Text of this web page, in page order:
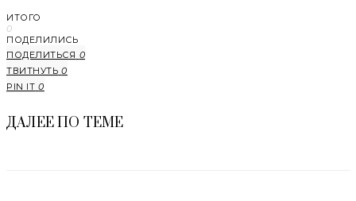
ИТОГО
0
ПОДЕЛИЛИСЬ
ПОДЕЛИТЬСЯ 0
ТВИТНУТЬ 0
PIN IT 0
ДАЛЕЕ ПО ТЕМЕ